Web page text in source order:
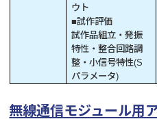
ウト
■試作評価
試作品組立・発振
特性・整合回路調
整・小信号特性(S
パラメータ)
無線通信モジュール用